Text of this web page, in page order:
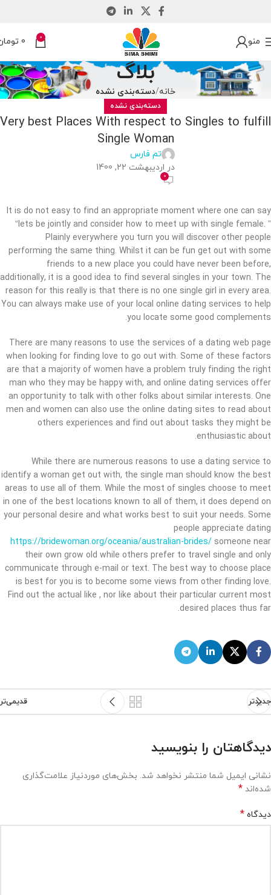
منو 0
0
بلاگ
خانه دسته‌بندی نشده
دسته‌بندی نشده
Very best Places With respect to Singles to fulfill
Single Woman
تم فارس
در اردیبهشت 22, 1400
0
It is do not easy to find an appropriate moment where one can say
“lets be jointly and consider how to meet up with single female. ”
Plainly everywhere you turn you will discover other people
performing the same thing. Whilst it can be fun get out with some
friends to a new place you could have never been before,
additionally, it is a good idea to find several singles in your town. The
reason for this really is that there is no one single girl in every area.
You can always make use of your local online dating services to help
you locate some good complements.
There are many reasons to use the services of a dating web page
when looking for finding love to go out with. Some of these factors
are that a majority of women have a problem truly finding the right
man who they may be happy with, and online dating services offer
an opportunity to talk with other folks about similar interests. One
men and women can also use the online dating sites to read about
others experiences and find out about tasks they might be
enthusiastic about.
While there are numerous reasons to use a dating service to
identify a woman get out with, the single man should know the best
areas to use all of them. While the most of singles choose to meet
in one of the best locations known to all of them, it does depend on
your personal desire and what works best to suit your needs. Some
people appreciate dating
https://bridewoman.org/oceania/australian-brides/ someone near
their own grow old while others prefer to travel single and only
communicate through e-mail or text. The best way to choose place
is best for you is to become some views from other finding love.
Find out the actual like , nor like about their particular current most
desired places thus far.
جدیدتر قدیمی‌تر
دیدگاهتان را بنویسید
نشانی ایمیل شما منتشر نخواهد شد. بخش‌های موردنیاز علامت‌گذاری
شده‌اند *
دیدگاه *